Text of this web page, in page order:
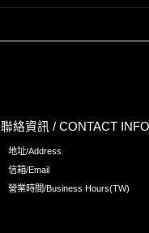
聯絡資訊 / CONTACT
地址/Address
信箱/Email
營業時間/Business Hours(TW)